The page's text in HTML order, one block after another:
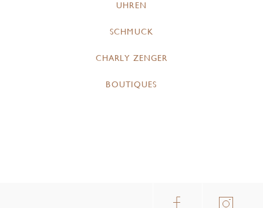
UHREN
SCHMUCK
CHARLY ZENGER
BOUTIQUES